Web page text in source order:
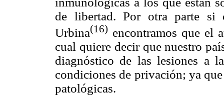
de libertad. Por otra parte si
Urbina(16) encontramos que el
cual quiere decir quenuestro
diagnóstico de las lesiones a
condiciones de privación; ya
patológicas.